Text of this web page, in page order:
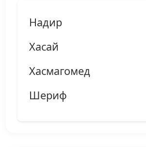
Надир
Хасай
Хасмагомед
Шериф